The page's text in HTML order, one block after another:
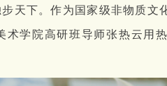
天下。作为国家级非物质文
术学院高研班导师张热云用